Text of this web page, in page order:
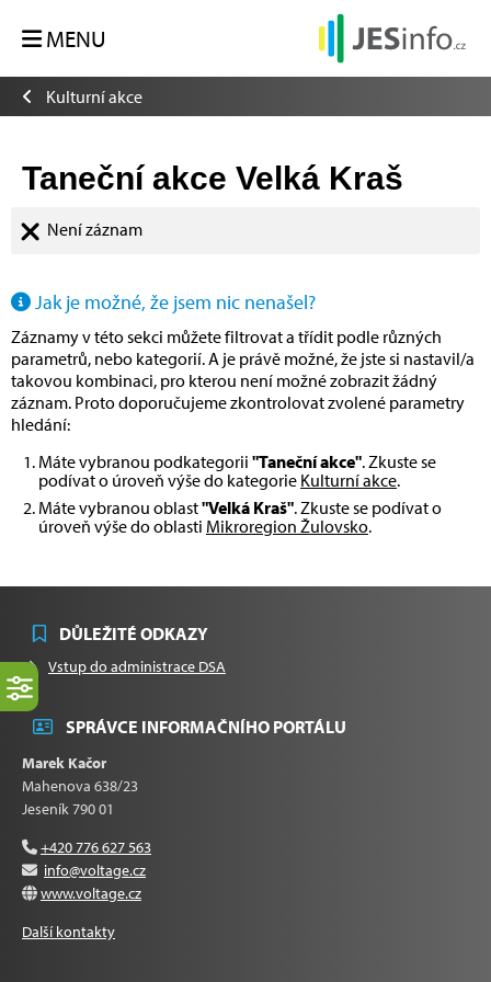
MENU
Kulturní akce
Taneční akce Velká Kraš
Není záznam
Jak je možné, že jsem nic nenašel?
Záznamy v této sekci můžete filtrovat a třídit podle různých
parametrů, nebo kategorií. A je právě možné, že jste si nastavil/a
takovou kombinaci, pro kterou není možné zobrazit žádný
záznam. Proto doporučujeme zkontrolovat zvolené parametry
hledání:
Máte vybranou podkategorii "Taneční akce". Zkuste se
podívat o úroveň výše do kategorie Kulturní akce.
Máte vybranou oblast"Velká Kraš". Zkuste se podívat o
úroveň výše do oblasti Mikroregion Žulovsko.
DŮLEŽITÉ ODKAZY
Vstup do administrace DSA
SPRÁVCE INFORMAČNÍHO PORTÁLU
Marek Kačor
Mahenova 638/23
Jeseník 790 01
+420 776 627 563
info@voltage.cz
www.voltage.cz
Další kontakty